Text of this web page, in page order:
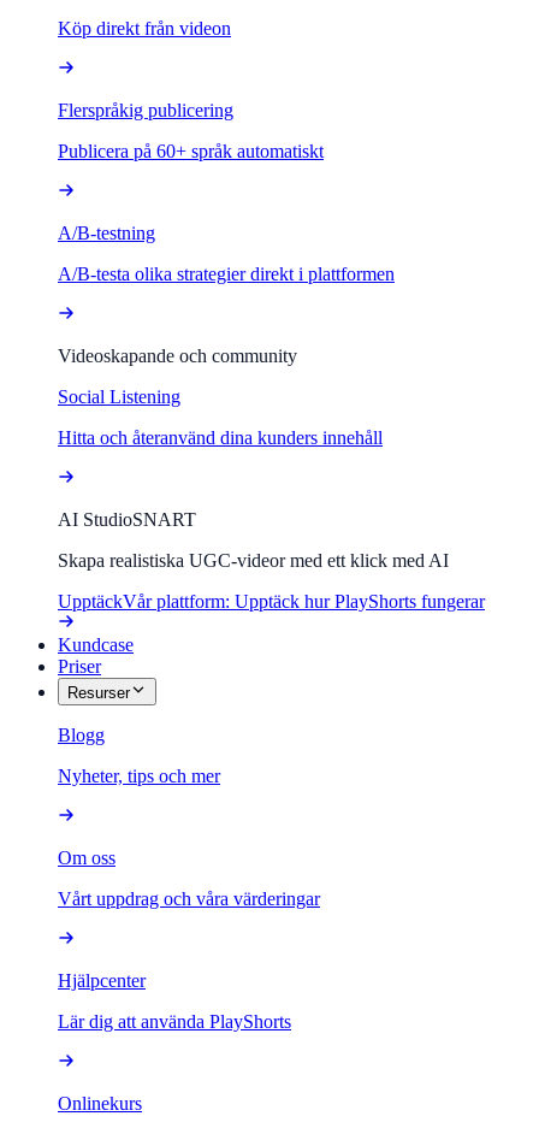
Köp direkt från videon
Flerspråkig publicering
Publicera på 60+ språk automatiskt
A/B-testning
A/B-testa olika strategier direkt i plattformen
Videoskapande och community
Social Listening
Hitta och återanvänd dina kunders innehåll
AI StudioSNART
Skapa realistiska UGC-videor med ett klick med AI
UpptäckVår plattform: Upptäck hur PlayShorts fungerar
Kundcase
Priser
Resurser
Blogg
Nyheter, tips och mer
Om oss
Vårt uppdrag och våra värderingar
Hjälpcenter
Lär dig att använda PlayShorts
Onlinekurs